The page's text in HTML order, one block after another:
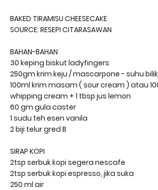
BAKED TIRAMISU CHEESECAKE
SOURCE: RESEPI CITARASAWAN
BAHAN-BAHAN
30 keping biskut ladyfingers
250gm krim keju / mascarpone - suhu bilik
100ml krim masam ( sour cream ) atau
whipping cream + 1 tbsp jus lemon
60 gm gula caster
1 sudu teh esen vanila
2 biji telur gred B
SIRAP KOPI
2tsp serbuk kopi segera nescafe
2tsp serbuk kopi espresso, jika suka
250 ml air